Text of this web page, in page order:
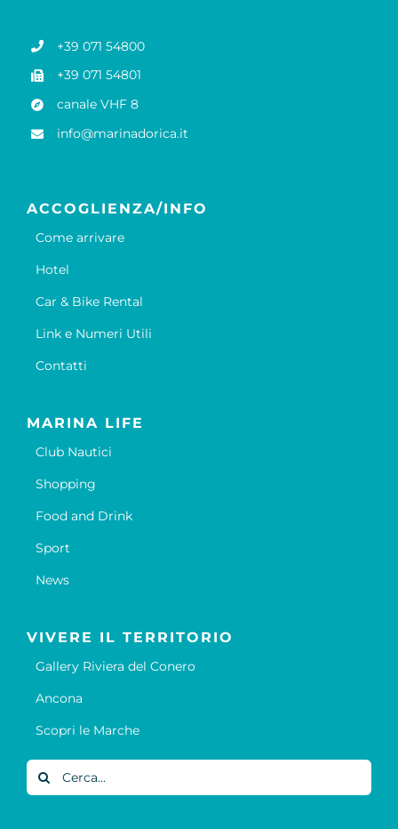
+39 071 54800
+39 071 54801
canale VHF 8
info@marinadorica.it
ACCOGLIENZA/INFO
Come arrivare
Hotel
Car & Bike Rental
Link e Numeri Utili
Contatti
MARINA LIFE
Club Nautici
Shopping
Food and Drink
Sport
News
VIVERE IL TERRITORIO
Gallery Riviera del Conero
Ancona
Scopri le Marche
Cerca
per: